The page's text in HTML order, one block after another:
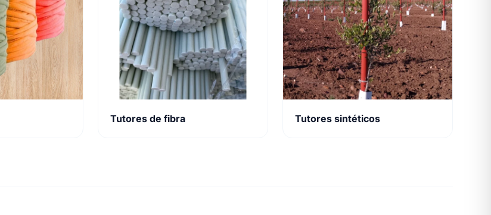
Tutores de fibra Tutores sintéticos